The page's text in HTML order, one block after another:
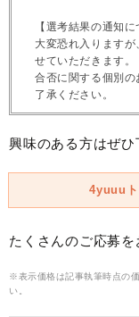
【選考結果の通知に
大変恐れ入ります
せていただきます。
合否に関する個別
了承ください。
興味のある方はぜひ
4yuuuト
たくさんのご応募を
※表示価格は記事執筆時点の
い。